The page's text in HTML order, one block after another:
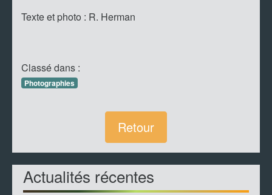
Texte et photo : R. Herman
Classé dans :
Photographies
Retour
Actualités récentes